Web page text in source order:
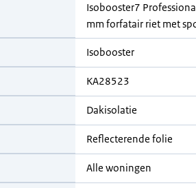
Isobooster7
mm forfatair riet met
Isobooster
KA28523
Dakisolatie
Reflecterende folie
Alle woningen